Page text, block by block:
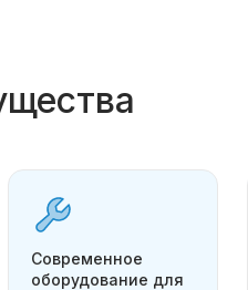
Современное
оборудование для